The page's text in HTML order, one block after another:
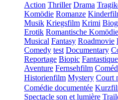
Action Thriller Drama
Komödie Romanze
Musik Kriegsfilm Krimi
Erotik Romantische Komödie
Musical Fantasy Roadmovie
Comedy test Documentary
Reportage Biopic Fantastique
Aventure Fernsehfilm
Historienfilm Mystery Court
Comédie documentée
Spectacle son et lumière